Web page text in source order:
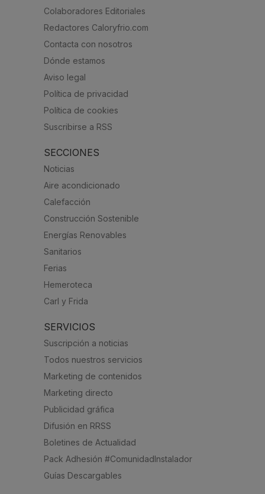
Colaboradores Editoriales
Redactores Caloryfrio.com
Contacta con nosotros
Dónde estamos
Aviso legal
Política de privacidad
Política de cookies
Suscribirse a RSS
SECCIONES
Noticias
Aire acondicionado
Calefacción
Construcción Sostenible
Energías Renovables
Sanitarios
Ferias
Hemeroteca
Carl y Frida
SERVICIOS
Suscripción a noticias
Todos nuestros servicios
Marketing de contenidos
Marketing directo
Publicidad gráfica
Difusión en RRSS
Boletines de Actualidad
Pack Adhesión #ComunidadInstalador
Guías Descargables